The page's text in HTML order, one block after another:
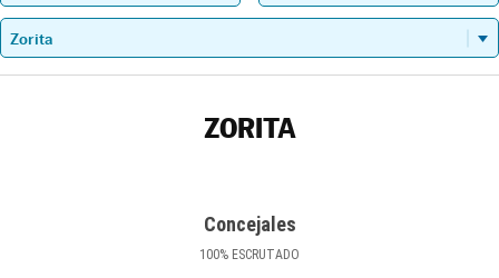
ZORITA
Concejales
100% ESCRUTADO